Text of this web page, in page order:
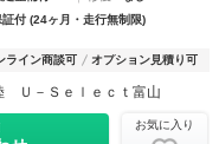
証付 (24ヶ月・走行無制限)
ライン商談可 オプション見積り可
Ｕ－Ｓｅｌｅｃｔ富山
お気に入り